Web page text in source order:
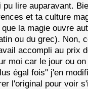
pu lire auparavant.
et ta culture
la magie ouvre
ou du grec). Non,
accompli au prix
moi car le jour ou
égal fois" j'en
l'original pour voir